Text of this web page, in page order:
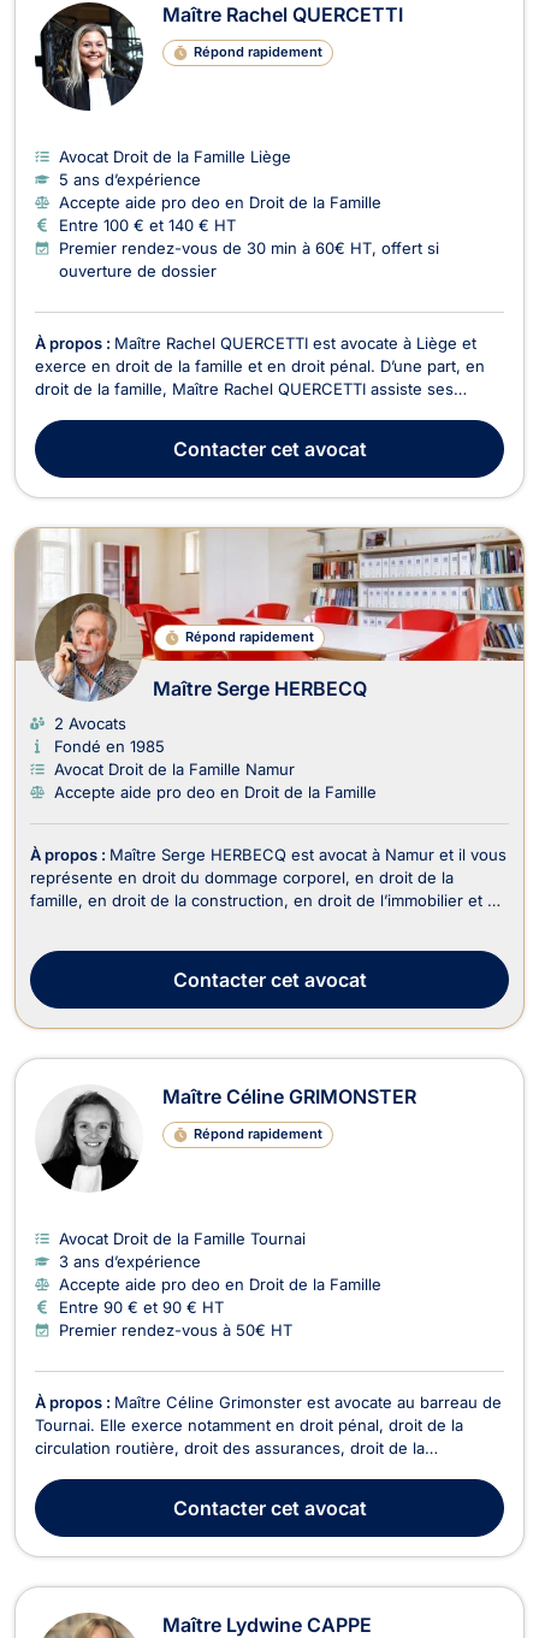
Maître Rachel QUERCETTI
Répond rapidement
Avocat Droit de la Famille Liège
5 ans d’expérience
Accepte aide pro deo en Droit de la Famille
Entre 100 € et 140 € HT
Premier rendez-vous de 30 min à 60€ HT, offert si
ouverture de dossier
À propos : Maître Rachel QUERCETTI est avocate à Liège et
exerce en droit de la famille et en droit pénal. D’une part, en
droit de la famille, Maître Rachel QUERCETTI assiste ses
séparation et à la pension alimentaire. Compétente en droit de
la jeunesse, elle s’occupe aus...
Contactercet avocat
Répond rapidement
Maître Serge HERBECQ
2 Avocats
Fondé en 1985
Avocat Droit de la Famille Namur
Accepte aide pro deo en Droit de la Famille
À propos : Maître Serge HERBECQ est avocat à Namur et il vous
représente en droit du dommage corporel, en droit de la
famille, en droit de la construction, en droit de l’immobilier et en
maladies professionnelles, d...
Contactercet avocat
Maître Céline GRIMONSTER
Répond rapidement
Avocat Droit de la Famille Tournai
3 ans d’expérience
Accepte aide pro deo en Droit de la Famille
Entre 90 € et 90 € HT
Premier rendez-vous à 50€ HT
À propos : Maître Céline Grimonster est avocate au barreau de
Tournai. Elle exerce notamment en droit pénal, droit de la
circulation routière, droit des assurances, droit de la
Disponible et à l’écoute, elle accompagne ses clients à chaque
étape de la procédure, avec ...
Contactercet avocat
Maître Lydwine CAPPE